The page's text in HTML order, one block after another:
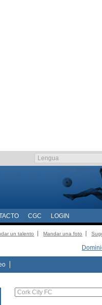
CGC LOGIN
un talento Mandar una foto